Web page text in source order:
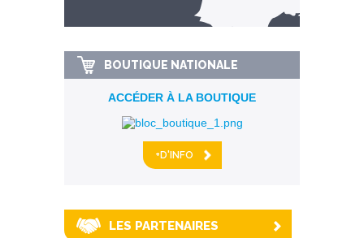
km alentour
BOUTIQUE NATIONALE
ACCÉDER À LA BOUTIQUE
+D'INFO
LES PARTENAIRES